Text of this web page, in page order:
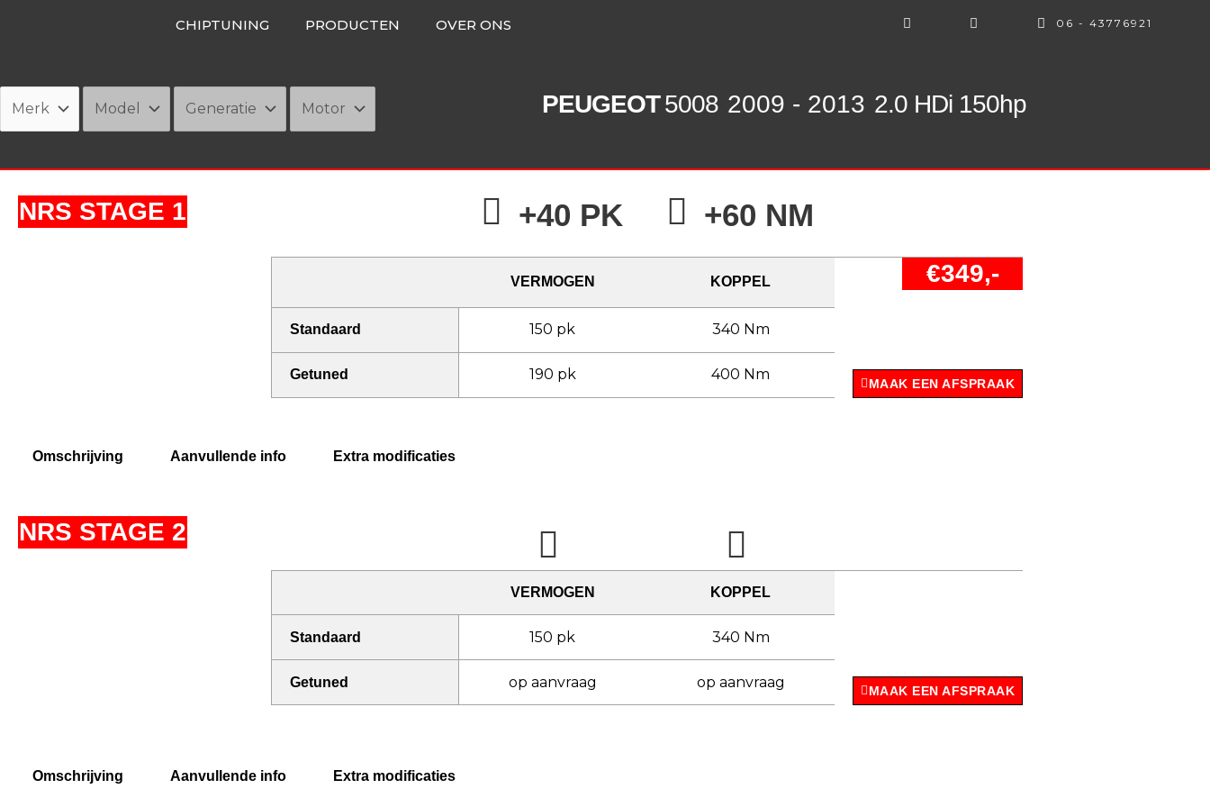
CHIPTUNING PRODUCTEN OVER ONS 06 - 43776921
PEUGEOT5008 2009 - 2013 2.0 HDi 150hp
NRS STAGE 1 +40 PK +60 NM
VERMOGEN KOPPEL €349,-
Standaard 150 pk 340 Nm
Getuned 190 pk 400 Nm
MAAK EEN AFSPRAAK
Omschrijving Aanvullende info Extra modificaties
NRS STAGE 2
VERMOGEN KOPPEL
Standaard 150 pk 340 Nm
Getuned op aanvraag op aanvraag
MAAK EEN AFSPRAAK
Omschrijving Aanvullende info Extra modificaties